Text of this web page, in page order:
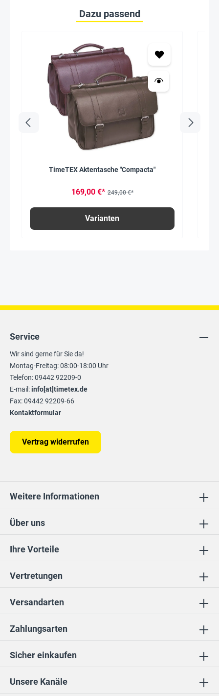
Dazu passend
TimeTEX Aktentasche "Compacta"
169,00 €* 249,00 €*
Varianten
Unsere Kanäle
Ihre Vorteile
Vertretungen
Sicher einkaufen
Über uns
Service
Wir sind gerne für Sie da!
Montag-Freitag: 08:00-18:00 Uhr
Telefon: 09442 92209-0
E-mail:info[at]timetex.de
Fax: 09442 92209-66
Kontaktformular
Vertrag widerrufen
Weitere Informationen
Zahlungsarten
Versandarten